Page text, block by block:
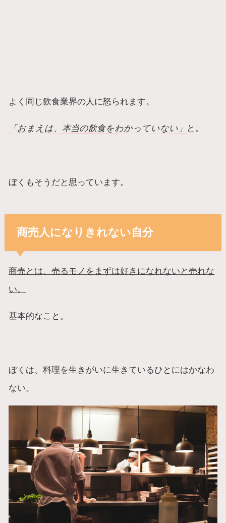
よく同じ飲食業界の人に怒られます。
「おまえは、本当の飲食をわかっていない」 と。
ぼくもそうだと思っています。
商売人になりきれない自分
商売とは、売るモノをまずは好きになれないと売れな
い。
基本的なこと。
ぼくは、料理を生きがいに生きているひとにはかなわ
ない。